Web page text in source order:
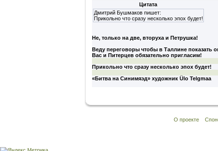
Цитата
Дмитрий Бушмаков пишет:
Прикольно что сразу несколько эпох будет!
Не, только на две, вторуха и Петрушка!
Веду переговоры чтобы в Таллине показать
Вас и Питерцев обязательно пригласим!
Прикольно что сразу несколько эпох будет!
«Битва на Синимяэд» художник Ülo Telgmaa
О проекте